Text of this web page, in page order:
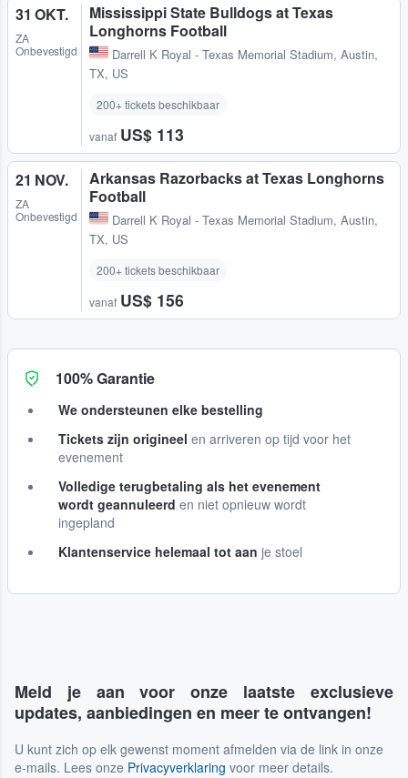
31 OKT.
ZA
Onbevestigd
Mississippi State Bulldogs at Texas
Longhorns Football
Darrell K Royal - Texas Memorial Stadium, Austin,
TX, US
200+ tickets beschikbaar
vanaf US$ 113
21 NOV.
ZA
Onbevestigd
Arkansas Razorbacks at Texas Longhorns
Football
Darrell K Royal - Texas Memorial Stadium, Austin,
TX, US
200+ tickets beschikbaar
vanaf US$ 156
100% Garantie
We ondersteunen elke bestelling
Tickets zijn origineel en arriveren op tijd voor het
evenement
Volledige terugbetaling als het evenement
wordt geannuleerd en niet opnieuw wordt
ingepland
Klantenservice helemaal tot aan je stoel
Meld je aan voor onze laatste exclusieve
updates, aanbiedingen en meer te ontvangen!
U kunt zich op elk gewenst moment afmelden via de link in onze
e-mails. Lees onze Privacyverklaring voor meer details.